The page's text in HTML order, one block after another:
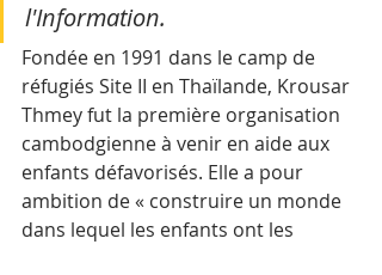
l'Information.
Fondée en 1991 dans le camp de
réfugiés Site II en Thaïlande, Krousar
Thmey fut la première organisation
cambodgienne à venir en aide aux
enfants défavorisés. Elle a pour
ambition de « construire un monde
dans lequel les enfants ont les